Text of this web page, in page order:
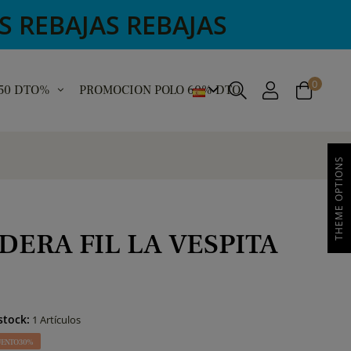
REBAJAS
DTO% PROMOCION POLO 60% DTO 0
FIL LA VESPITA
1 Artículos
30%
THEME OPTIONS